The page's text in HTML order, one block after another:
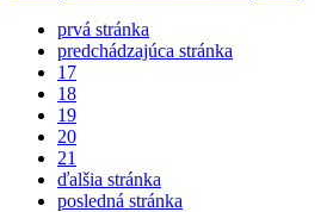
prvá stránka
predchádzajúca stránka
17
18
19
20
21
ďalšia stránka
posledná stránka